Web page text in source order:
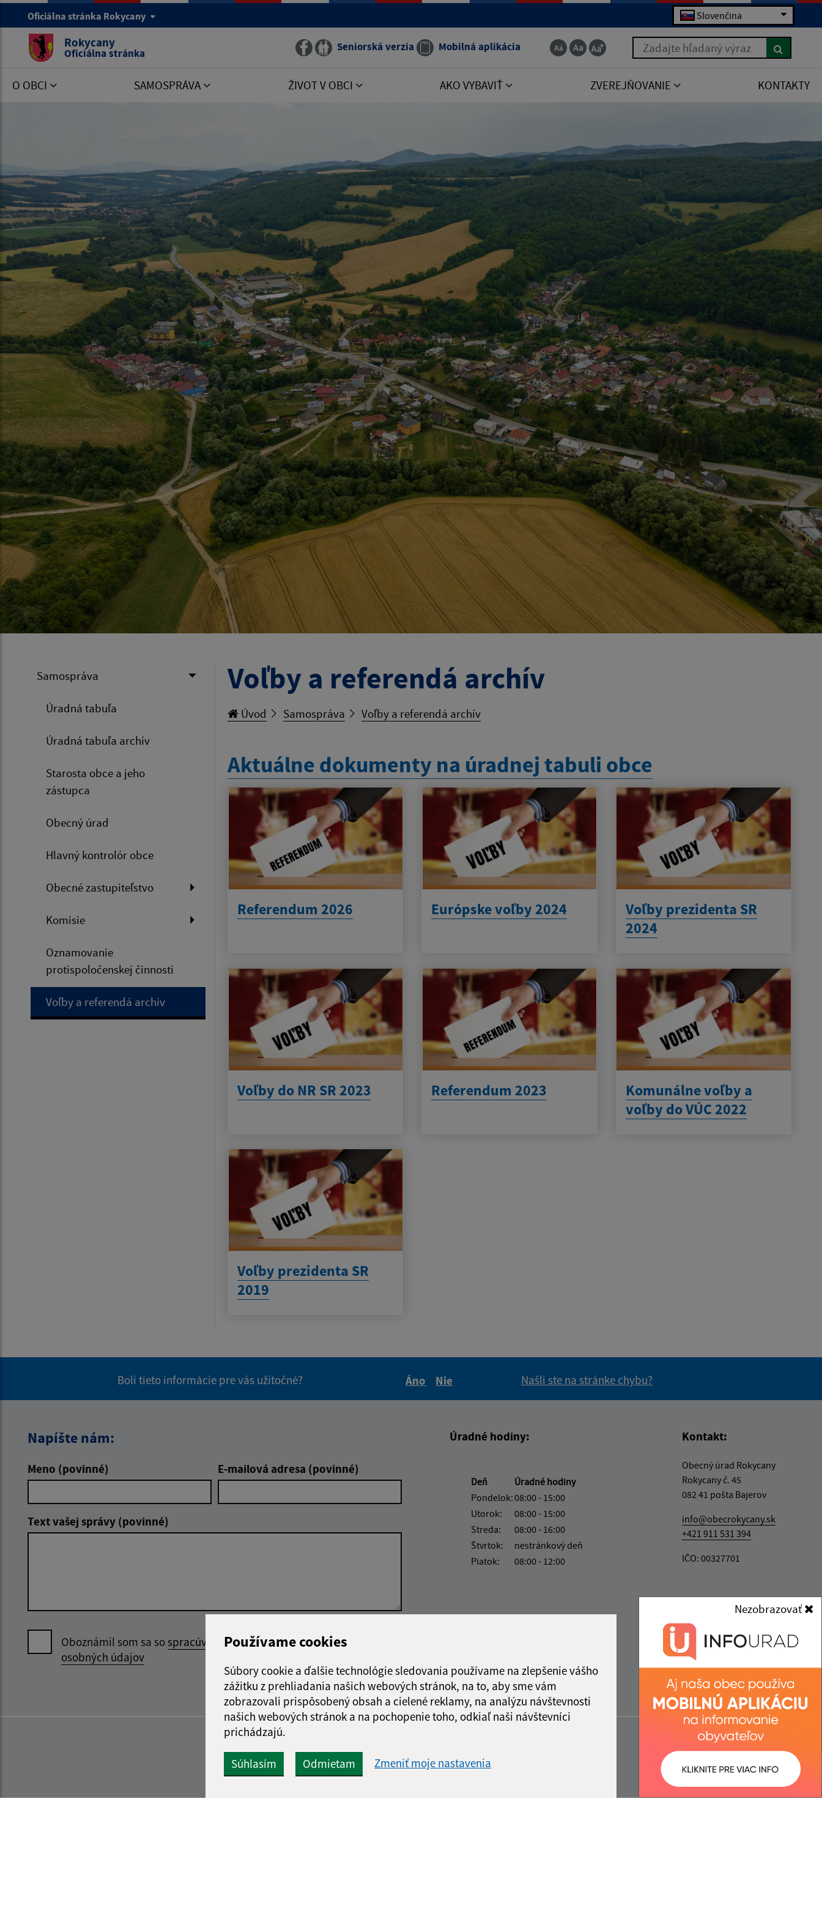
Používame cookies
Súbory cookie a ďalšie technológie sledovania používame na zlepšenie vášho
zážitku z prehliadania našich webových stránok, na to, aby sme vám
zobrazovali prispôsobený obsah a cielené reklamy, na analýzu návštevnosti
našich webových stránok a na pochopenie toho, odkiaľ naši návštevníci
prichádzajú.
Súhlasím Odmietam Zmeniť moje nastavenia
Nezobrazovať
Oficiálna stránka Rokycany Slovenčina
Rokycany
Oficiálna stránka Seniorská verzia Mobilná aplikácia Zadajte hľadaný výraz
O OBCI SAMOSPRÁVA ŽIVOT V OBCI AKO VYBAVIŤ ZVEREJŇOVANIE KONTAKTY
Samospráva
Úradná tabuľa
Úradná tabuľa archív
Starosta obce a jeho
zástupca
Obecný úrad
Hlavný kontrolór obce
Obecné zastupiteľstvo
Komisie
Oznamovanie
protispoločenskej činnosti
Voľby a referendá archív
Voľby a referendá archív
Úvod Samospráva Voľby a referendá archív
Aktuálne dokumenty na úradnej tabuli obce
Referendum 2026 Európske voľby 2024
Voľby prezidenta SR
2024
Voľby do NR SR 2023 Referendum 2023
Komunálne voľby a
voľby do VÚC 2022
Voľby prezidenta SR
2019
Boli tieto informácie pre vás užitočné?
Áno
Nie
Našli ste na stránke chybu?
Napíšte nám:
Meno (povinné) E-mailová adresa (povinné)
Text vašej správy (povinné)
Oboznámil som sa sospracúvaním
osobných údajov
Google reCaptcha Response
Odoslať správu
Úradné hodiny:
Deň
Úradné hodiny
Pondelok:08:00 - 15:00
Utorok:
08:00 - 15:00
Streda:
08:00 - 16:00
Štvrtok:
nestránkový deň
Piatok:
08:00 - 12:00
Kontakt:
Obecný úrad Rokycany
Rokycany č. 45
082 41 pošta Bajerov
info@obecrokycany.sk
+421 911 531 394
IČO: 00327701